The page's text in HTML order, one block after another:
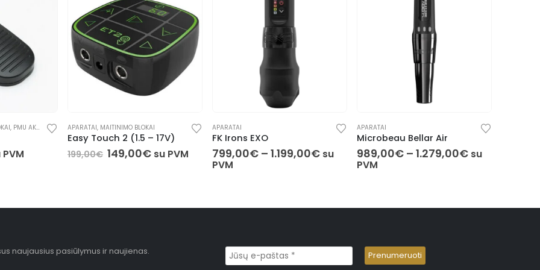
17V)
su PVM
APARATAI
FK Irons EXO
799,00 €–1.199,00 €su
APARATAI
Microbeau Bellar Air
989,00€ – 1.279,00€su
PVM
APARATAI
EZ Tattoo P3 Pro
279,00€ – 359,00€su
PVM
naujausius pasiūlymus ir naujienas.